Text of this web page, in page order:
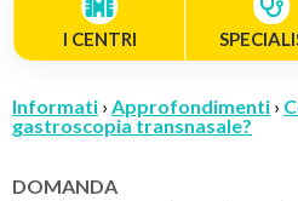
I CENTRI
Informati › Approfondimenti ›
gastroscopia transnasale?
DOMANDA